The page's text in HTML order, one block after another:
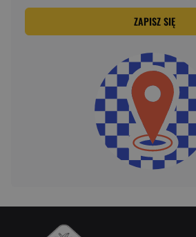
ZAPISZ SIĘ